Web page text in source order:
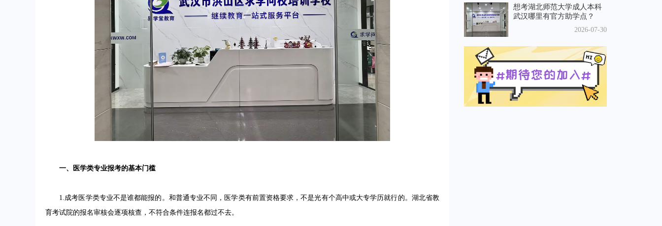
一、医学类专业报考的基本门槛
1.成考医学类专业不是谁都能报的。和普通专业不同，医学类有前置资格要求，不是光有个高中或大专学历就行的。湖北省教
育考试院的报名审核会逐项核查，不符合条件连报名都过不去。
想考湖北师范大学成人本科
武汉哪里有官方助学点？
2026-07-30